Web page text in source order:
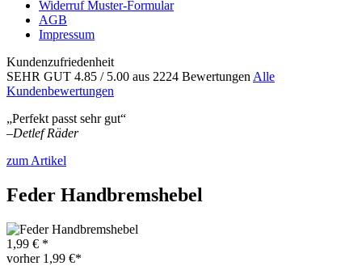
Widerruf Muster-Formular
AGB
Impressum
Kundenzufriedenheit
SEHR GUT 4.85 / 5.00 aus 2224 Bewertungen Alle
Kundenbewertungen
„Perfekt passt sehr gut“
–Detlef Räder
zum Artikel
Feder Handbremshebel
1,99 € *
vorher 1,99 €*